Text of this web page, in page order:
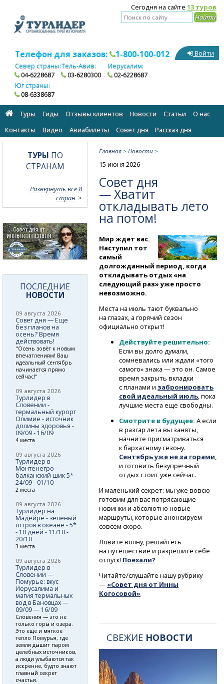
Сегодня на сайте 13 туров
Телефон для заказов: 1-800-100-012
Север страны:
04-6228687
Тель-Авив:
03-6280300
Иерусалим:
02-6228687
Юг страны:
08-6338687
Войти
Туры Гиды Отзывы клиентов Новости Статьи
О нас
Контакты
Видео Авиабилеты Cовет дня Рассказ дня
Главная >Новости >
15 июня 2026
Совет дня
— Хватит
откладывать лето
на потом!
Мир ждет вас.
Наступил тот
самый
долгожданный период, когда
откладывать отдых «на
следующий раз» уже просто
невозможно.
Места на июль тают буквально
на глазах, а горячий сезон
официально открыт!
Действуйте решительно:
Если вы долго думали,
сомневались или ждали «того
самого» знака — это он. Самое
время закрыть вкладки
с планами изабронировать
свой идеальный июль, пока
лучшие места еще свободны.
Смотрите в будущее: А если
в разгар лета вы заняты,
начните присматриваться
к бархатному сезону.
Сентябрь уже не за горами,
и готовить безупречный
отдых стоит уже сейчас.
И маленький секрет: мы уже вовсю
готовим для вас потрясающие
новинки и абсолютно новые
маршруты, которые анонсируем
совсем скоро.
Ловите волну, решайтесь
на путешествие и разрешите себе
отпуск! Поехали?
Читайте/слушайте нашу рубрику
— «Совет дня от Инны
Когосовой»
СВЕЖИЕ НОВОСТИ
ТУРЫ ПО
СТРАНАМ
Развернуть все 8
стран
ПОСЛЕДНИЕ
НОВОСТИ
09 августа 2026
Совет дня — Еще
без планов на
осень? Время
действовать!
"Осень зовёт к новым
впечатлениям! Ваш
идеальный сентябрь
начинается прямо
сейчас!"
09 августа 2026
Турлидер в
Словении -
термальный курорт
Олимие - источник
долины здоровья -
09/09 - 16/09
4 места
09 августа 2026
Турлидер в
Монтенегро -
балканский шик 5* -
24/09 - 01/10
2 места
09 августа 2026
Турлидер на
Мадейре - зеленый
остров в океане - 5*
- 10 дней - 11/10 -
20/10
3 места
09 августа 2026
Турлидер в
Словении —
Помурье: вкус
Иерусалима и
магия термальных
вод в Бановцах —
09/09 — 16/09
Словения — это не
только горы и озера.
Это еще и мягкое
тепло Помурья, где
земля дышит паром
целебных источников,
а люди улыбаются так
искренне, будто знают
главный секрет
счастья.